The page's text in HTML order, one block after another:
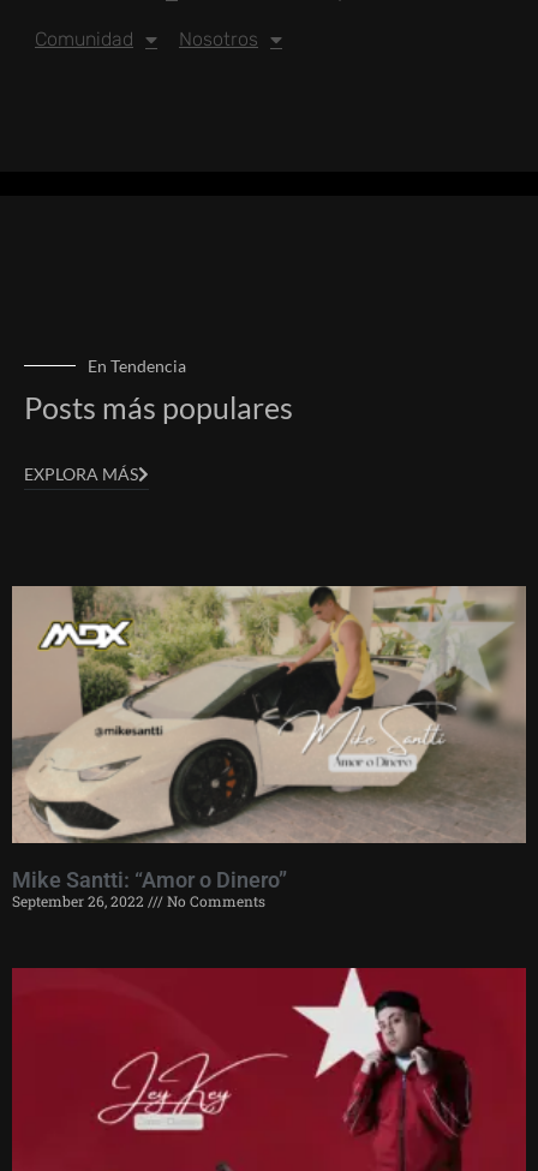
Comunidad Nosotros
En Tendencia
Posts más populares
EXPLORA MÁS
Mike Santti: “Amor o Dinero”
September 26, 2022 No Comments